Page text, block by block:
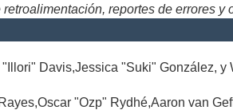
reportes de errores y
Davis,Jessica "Suki" González, y
"Ozp" Rydhé,Aaron van